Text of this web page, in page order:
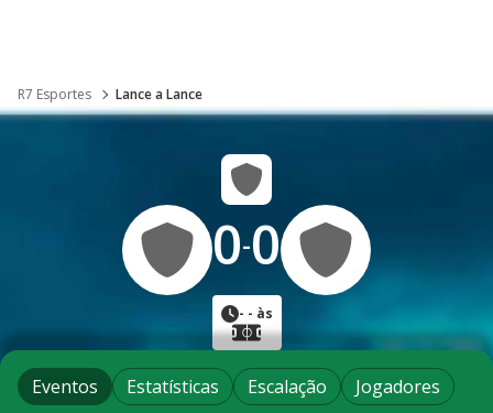
R7 Esportes Lance a Lance
0-0
- - às
Eventos Estatísticas Escalação Jogadores